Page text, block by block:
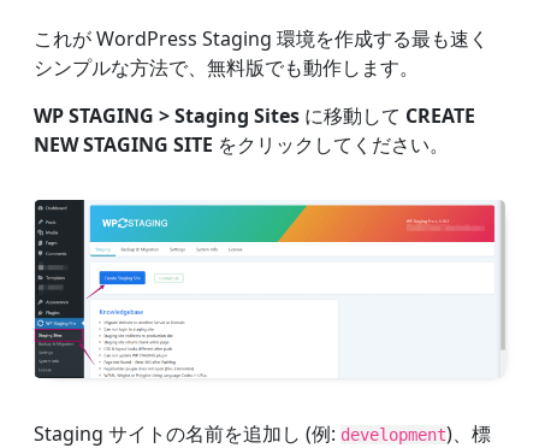
これが WordPress Staging 環境を作成する最も速く
シンプルな方法で、無料版でも動作します。
WP STAGING > Staging Sites に移動して CREATE
NEW STAGING SITE をクリックしてください。
Staging サイトの名前を追加し (例: development)、標